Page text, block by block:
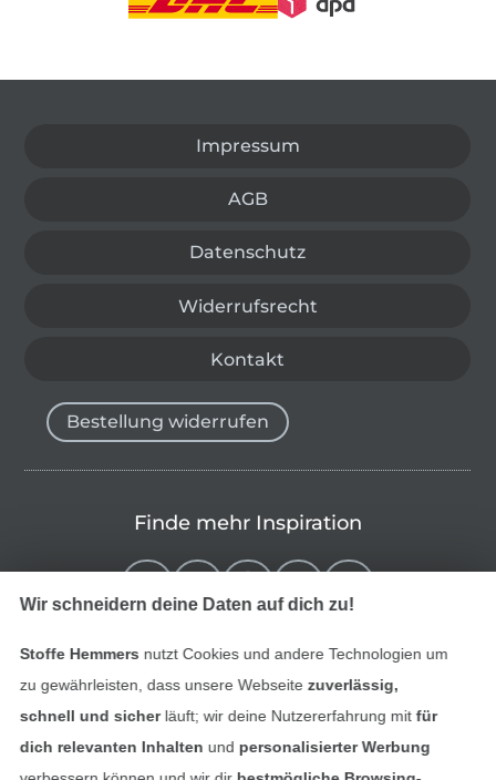
Impressum
AGB
Datenschutz
Widerrufsrecht
Kontakt
Bestellung widerrufen
Finde mehr Inspiration
Wir schneidern deine Daten auf dich zu!
Stoffe Hemmers nutzt Cookies und andere Technologien um
zu gewährleisten, dass unsere Webseite zuverlässig,
schnell und sicherläuft; wir deine Nutzererfahrung mitfür
dich relevanten Inhalten und personalisierter Werbung